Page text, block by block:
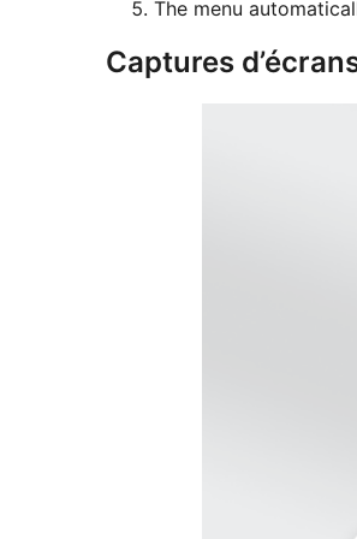
The menu
Captures